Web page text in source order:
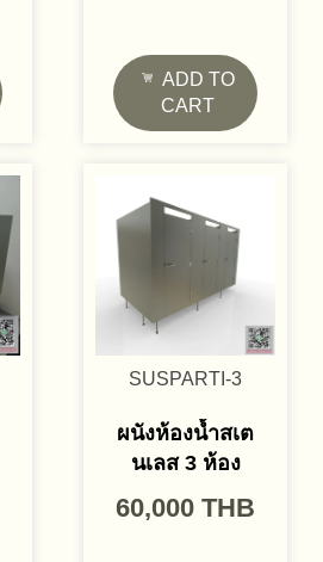
ADD TO
CART
SUSPARTI-3
ผนังห้องน้ำสเต
นเลส 3 ห้อง
60,000 THB